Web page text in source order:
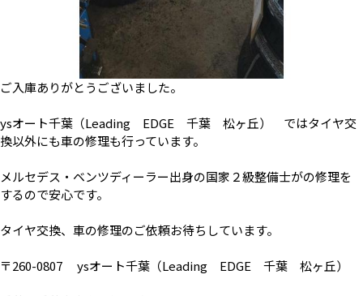
ご入庫ありがとうございました。
ysオート千葉（Leading EDGE 千葉 松ヶ丘） ではタイヤ交
換以外にも車の修理も行っています。
メルセデス・ベンツディーラー出身の国家２級整備士がの修理を
するので安心です。
タイヤ交換、車の修理のご依頼お待ちしています。
〒260-0807 ysオート千葉（Leading EDGE 千葉 松ヶ丘）